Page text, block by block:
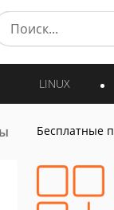
LINUX
Бесплатные